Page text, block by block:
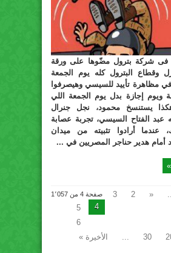
فى شركة بترول مضّوها على ورقة
وقطاع البترول كله يوم الجمعة
في مظاهرة تأييد للسيسي وهيصرفوا
ويوم إجازة بدل يوم الجمعة اللي
هكذا يستنسخ محمود، نجل جنرال
عبد الفتاح السيسي، تجربة عصابة
عندما أرادوا تثبيته من ميدان
هدير حناجر المصريين في ...
صفحة 4 من 1٬057 «
2
3
4
5
6
30 الأخيرة »